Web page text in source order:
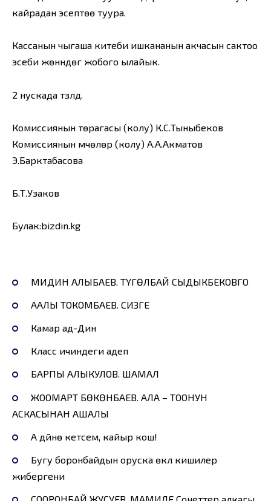
кайрадан эсептөө туура.
Кассанын чыгаша китеби ишкананын акчасын сактоо
эсеби жөнүндөгү жобого ылайык.
2 нускада түзүлдү.
Комиссиянын төрагасы (колу) К.С.Тыныбеков
Комиссиянын мүчөлөрү (колу) А.А.Акматов
Э.Барктабасова
Б.Т.Узаков
Булак:bizdin.kg
МИДИН АЛЫБАЕВ. ТҮГӨЛБАЙ СЫДЫКБЕКОВГО
ААЛЫ ТОКОМБАЕВ. СИЗГЕ
Камар ад-Дин
Класс ичиндеги адеп
БАРПЫ АЛЫКУЛОВ. ШАМАЛ
ЖООМАРТ БӨКӨНБАЕВ. АЛА – ТООНУН
АСКАСЫНАН АШАЛЫ
А дүйнө кетсем, кайыр кош!
Бугу боронбайдын оруска өкүл кишилер
жибергени